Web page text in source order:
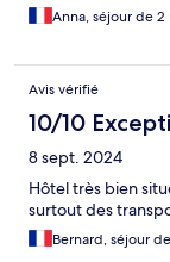
Anna, séjour de 2
Avis vérifié
10/10
8 sept. 2024
Hôtel très bien
surtout des
Bernard, séjour